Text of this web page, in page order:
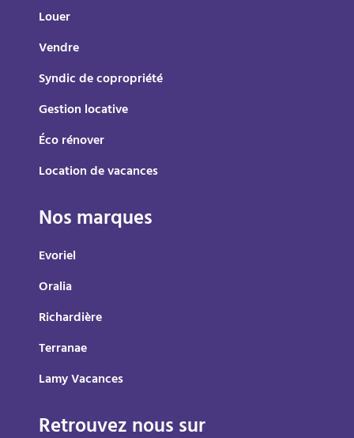
Louer
Vendre
Syndic de copropriété
Gestion locative
Éco rénover
Location de vacances
Nos marques
Evoriel
Oralia
Richardière
Terranae
Lamy Vacances
Retrouvez nous sur